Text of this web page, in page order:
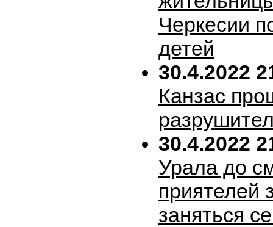
Черкесии
детей
30.4.2022
Канзас
30.4.2022
Урала до
приятелей
заняться